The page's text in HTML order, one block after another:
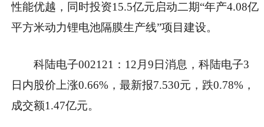
性能优越，同时投资15.5亿元启动二期“年产4.08亿
平方米动力锂电池隔膜生产线”项目建设。
科陆电子002121：12月9日消息，科陆电子3
日内股价上涨0.66%，最新报7.530元，跌0.78%，
成交额1.47亿元。